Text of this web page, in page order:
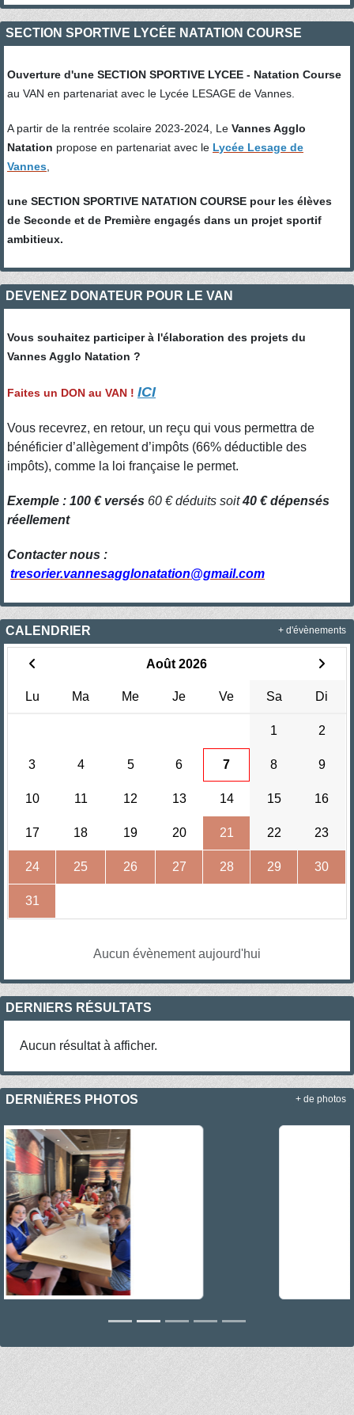
SECTION SPORTIVE LYCÉE NATATION COURSE
Ouverture d'une SECTION SPORTIVE LYCEE - Natation Course
au VAN en partenariat avec le Lycée LESAGE de Vannes.
A partir de la rentrée scolaire 2023-2024, Le Vannes Agglo
Natation propose en partenariat avec le Lycée Lesage de
Vannes
une SECTION SPORTIVE NATATION COURSE pour les élèves
de Seconde et de Première engagés dans un projet sportif
ambitieux.
DEVENEZ DONATEUR POUR LE VAN
Vous souhaitez participer à l'élaboration des projets du
Vannes Agglo Natation ?
Faites un DON au VAN ! ICI
Vous recevrez, en retour, un reçu qui vous permettra de
bénéficier d’allègement d’impôts (66% déductible des
impôts), comme la loi française le permet.
Exemple : 100 € versés 60 € déduits soit40 € dépensés
réellement
Contacter nous :
tresorier.vannesagglonatation@gmail.com
CALENDRIER
Août 2026
Lu Ma Me Je Ve Sa Di
1 2
3 4 5 6 7 8 9
10 11 12 13 14 15 16
17 18 19 20 21 22 23
24 25 26 27 28 29 30
31
Aucun évènement aujourd'hui
+ d'évènements
DERNIERS RÉSULTATS
Aucun résultat à afficher.
DERNIÈRES PHOTOS
Précedent
+ de photos